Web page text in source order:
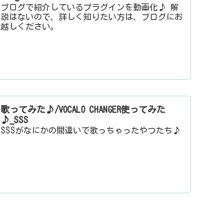
ブログで紹介しているプラグインを動画化♪ 解
説はないので、詳しく知りたい方は、ブログにお
越しください。
歌ってみた♪/VOCALO CHANGER使ってみた
♪_SSS
SSSがなにかの間違いで歌っちゃったやつたち♪